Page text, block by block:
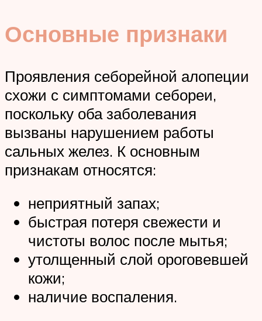
Основные признаки
Проявления себорейной алопеции
схожи с симптомами себореи,
поскольку оба заболевания
вызваны нарушением работы
сальных желез. К основным
признакам относятся:
неприятный запах;
быстрая потеря свежести и
чистоты волос после мытья;
утолщенный слой ороговевшей
кожи;
наличие воспаления.